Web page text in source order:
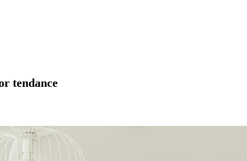
tendance